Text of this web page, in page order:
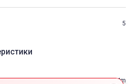
5
5.09m×1.83m×1.44m